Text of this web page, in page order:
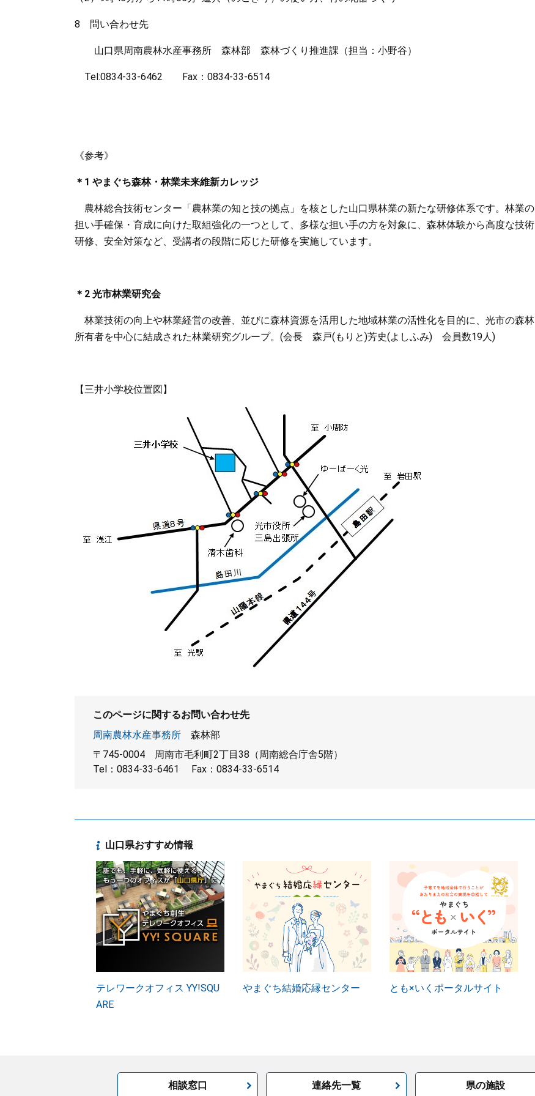
8 問い合わせ先
山口県周南農林水産事務所 森林部 森林づくり推進課（担当：小野谷）
Tel:0834-33-6462 Fax：0834-33-6514
《参考》
＊1 やまぐち森林・林業未来維新カレッジ
農林総合技術センター「農林業の知と技の拠点」を核とした山口県林業の新たな研修体系です。林業の
担い手確保・育成に向けた取組強化の一つとして、多様な担い手の方を対象に、森林体験から高度な技術
研修、安全対策など、受講者の段階に応じた研修を実施しています。
＊2 光市林業研究会
林業技術の向上や林業経営の改善、並びに森林資源を活用した地域林業の活性化を目的に、光市の森林
所有者を中心に結成された林業研究グループ。(会長 森戸(もりと)芳史(よしふみ) 会員数19人)
【三井小学校位置図】
このページに関するお問い合わせ先
周南農林水産事務所
森林部
〒745-0004
周南市毛利町2丁目38（周南総合庁舎5階）
Tel：0834-33-6461
Fax：0834-33-6514
山口県おすすめ情報
テレワークオフィス YY!SQU
ARE
やまぐち結婚応縁センター とも×いくポータルサイト
相談窓口 連絡先一覧 県の施設